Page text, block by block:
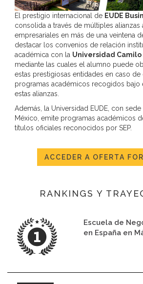
El prestigio internacional de EUDE
consolida a través de múltiples alianzas
empresariales en más de una veintena
destacar los convenios de relación
académica con la Universidad Camilo
mediante las cuales el alumno puede
estas prestigiosas entidades en caso
programas académicos recogidos bajo
estas alianzas.
Además, la Universidad EUDE, con
México, emite programas académicos
títulos oficiales reconocidos por SEP.
ACCEDER A OFERTA
RANKINGS Y
Escuela de
en España en